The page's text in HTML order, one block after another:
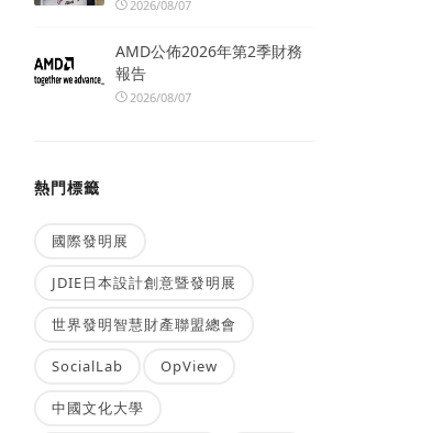
2026/08/07
AMD公佈2026年第2季財務
報告
2026/08/07
熱門標籤
國際發明展
JDIE日本設計創意暨發明展
世界發明智慧財產聯盟總會
SocialLab OpView
中國文化大學